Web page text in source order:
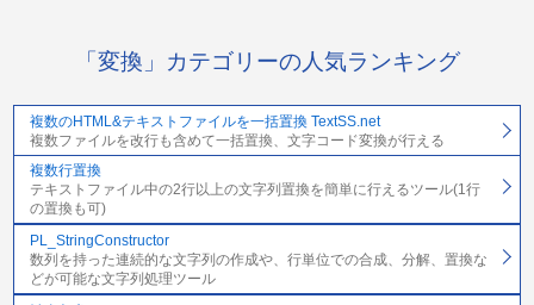
「変換」カテゴリーの人気ランキング
複数のHTML&テキストファイルを一括置換 TextSS.net
複数ファイルを改行も含めて一括置換、文字コード変換が行える
複数行置換
テキストファイル中の2行以上の文字列置換を簡単に行えるツール(1行
の置換も可)
PL_StringConstructor
数列を持った連続的な文字列の作成や、行単位での合成、分解、置換な
どが可能な文字列処理ツール